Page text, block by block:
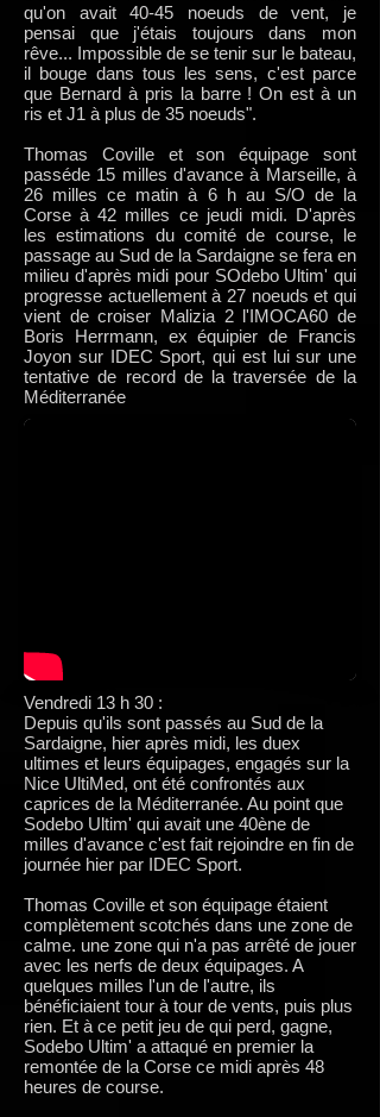
qu'on avait 40-45 noeuds de vent, je
pensai que j'étais toujours dans mon
rêve... Impossible de se tenir sur le bateau,
il bouge dans tous les sens, c'est parce
que Bernard à pris la barre ! On est à un
ris et J1 à plus de 35 noeuds".
Thomas Coville et son équipage sont
passéde 15 milles d'avance à Marseille, à
26 milles ce matin à 6 h au S/O de la
Corse à 42 milles ce jeudi midi. D'après
les estimations du comité de course, le
passage au Sud de la Sardaigne se fera en
milieu d'après midi pour SOdebo Ultim' qui
progresse actuellement à 27 noeuds et qui
vient de croiser Malizia 2 l'IMOCA60 de
Boris Herrmann, ex équipier de Francis
Joyon sur IDEC Sport, qui est lui sur une
tentative de record de la traversée de la
Méditerranée
Vendredi 13 h 30 :
Depuis qu'ils sont passés au Sud de la
Sardaigne, hier après midi, les duex
ultimes et leurs équipages, engagés sur la
Nice UltiMed, ont été confrontés aux
caprices de la Méditerranée. Au point que
Sodebo Ultim' qui avait une 40ène de
milles d'avance c'est fait rejoindre en fin de
journée hier par IDEC Sport.
Thomas Coville et son équipage étaient
complètement scotchés dans une zone de
calme. une zone qui n'a pas arrêté de jouer
avec les nerfs de deux équipages. A
quelques milles l'un de l'autre, ils
bénéficiaient tour à tour de vents, puis plus
rien. Et à ce petit jeu de qui perd, gagne,
Sodebo Ultim' a attaqué en premier la
remontée de la Corse ce midi après 48
heures de course.